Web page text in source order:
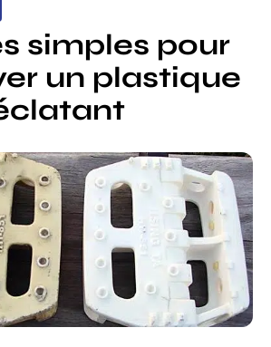
simples pour
un plastique